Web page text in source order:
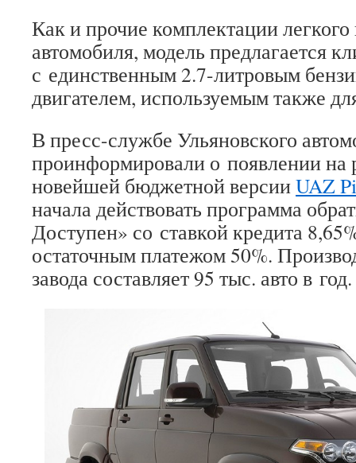
Как и прочие комплектации легкого
автомобиля, модель предлагается
с единственным 2.7-литровым
двигателем, используемым также
В пресс-службе Ульяновского
проинформировали о появлении на
новейшей бюджетной версииUAZ
начала действовать программа
Доступен» со ставкой кредита
остаточным платежом 50%.
завода составляет 95 тыс. авто в год.